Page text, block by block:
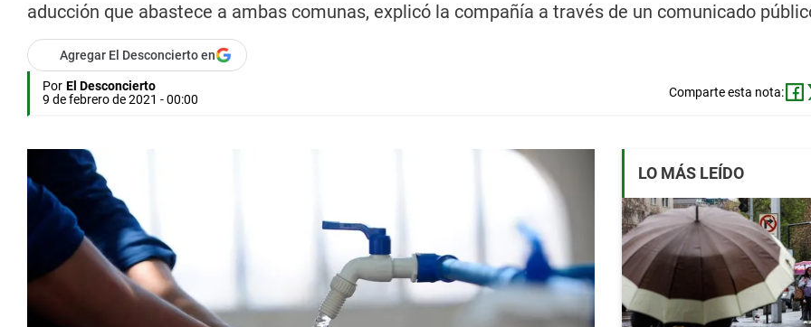
aducción que abastece a ambas comunas, explicó la compañía a través de un comunicado
Agregar El Desconcierto en
Por El Desconcierto
9 de febrero de 2021 - 00:00
Comparte esta nota:
LO MÁS LEÍDO